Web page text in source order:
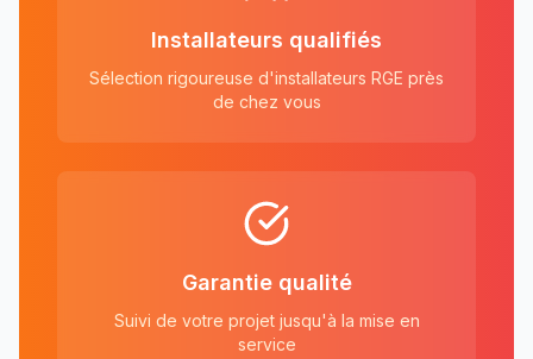
Installateurs qualifiés
Sélection rigoureuse d'installateurs RGE près
de chez vous
Garantie qualité
Suivi de votre projet jusqu'à la mise en
service